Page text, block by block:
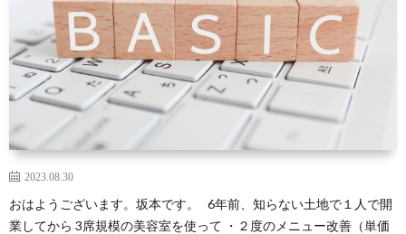
2023.08.30
​おはようございます。坂本です。 6年前、知らない土地で１人で開
業してから 3席規模の美容室を使って ・２度のメニュー改善（単価